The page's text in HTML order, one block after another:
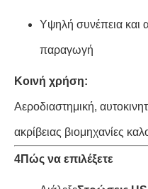
Υψηλή συνέπεια και
παραγωγή
Κοινή χρήση:
Αεροδιαστημική,
ακρίβειας βιομηχανίες
4Πώς να επιλέξετε